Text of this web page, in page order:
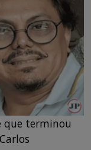
que terminou